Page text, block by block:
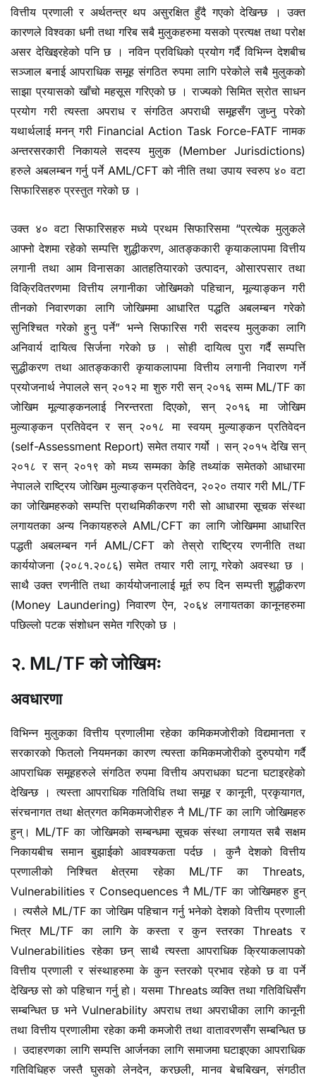
वित्तीय प्रणाली र अर्थतन्त्र थप असुरक्षित हुँदै गएको देखिन्छ । उक्त
कारणले विश्वका धनी तथा गरिब सबै मुलुकहरुमा यसको प्रत्यक्ष तथा परोक्ष
असर देखिइरहेको पनि छ । नविन प्रविधिको प्रयोग गर्दै विभिन्न देशबीच
सञ्जाल बनाई आपराधिक समूह संगठित रुपमा लागि परेकोले सबै मुलुकको
साझा प्रयासको खाँचो महसूस गरिएको छ । राज्यको सिमित स्रोत साधन
प्रयोग गरी त्यस्ता अपराध र संगठित अपराधी समूहसँग जुध्नु परेको
यथार्थलाई मनन् गरी Financial Action Task Force-FATF नामक
अन्तरसरकारी निकायले सदस्य मुलुक (Member Jurisdictions)
हरुले अबलम्बन गर्नु पर्ने AML/CFT को नीति तथा उपाय स्वरुप ४० वटा
सिफारिसहरु प्रस्तुत गरेको छ ।
उक्त ४० वटा सिफारिसहरु मध्ये प्रथम सिफारिसमा “प्रत्येक मुलुकले
आफ्नो देशमा रहेको सम्पत्ति शुद्धीकरण, आतङ्ककारी कृयाकलापमा वित्तीय
लगानी तथा आम विनासका आतहतियारको उत्पादन, ओसारपसार तथा
विक्रिवितरणमा वित्तीय लगानीका जोखिमको पहिचान, मूल्याङ्कन गरी
तीनको निवारणका लागि जोखिममा आधारित पद्धति अबलम्बन गरेको
सुनिश्चित गरेको हुनु पर्ने” भन्ने सिफारिस गरी सदस्य मुलुकका लागि
अनिवार्य दायित्व सिर्जना गरेको छ । सोही दायित्व पुरा गर्दै सम्पत्ति
सुद्धीकरण तथा आतङ्ककारी कृयाकलापमा वित्तीय लगानी निवारण गर्ने
प्रयोजनार्थ नेपालले सन् २०१२ मा शुरु गरी सन् २०१६ सम्म ML/TF का
जोखिम मूल्याङ्कनलाई निरन्तरता दिएको, सन् २०१६ मा जोखिम
मुल्याङ्कन प्रतिवेदन र सन् २०१८ मा स्वयम् मुल्याङ्कन प्रतिवेदन
(self-Assessment Report) समेत तयार गर्यो । सन् २०१५ देखि सन्
२०१८ र सन् २०१९ को मध्य सम्मका केहि तथ्यांक समेतको आधारमा
नेपालले राष्ट्रिय जोखिम मुल्याङ्कन प्रतिवेदन, २०२० तयार गरी ML/TF
का जोखिमहरुको सम्पत्ति प्राथमिकीकरण गरी सो आधारमा सूचक संस्था
लगायतका अन्य निकायहरुले AML/CFT का लागि जोखिममा आधारित
पद्धती अबलम्बन गर्न AML/CFT को तेस्रो राष्ट्रिय रणनीति तथा
कार्ययोजना (२०८१.२०८६) समेत तयार गरी लागू गरेको अवस्था छ ।
साथै उक्त रणनीति तथा कार्ययोजनालाई मूर्त रुप दिन सम्पत्ती शुद्धीकरण
(Money Laundering) निवारण ऐन, २०६४ लगायतका कानूनहरुमा
पछिल्लो पटक संशोधन समेत गरिएको छ ।
२. ML/TF को जोखिमः
अवधारणा
विभिन्न मुलुकका वित्तीय प्रणालीमा रहेका कमिकमजोरीको विद्यमानता र
सरकारको फितलो नियमनका कारण त्यस्ता कमिकमजोरीको दुरुपयोग गर्दै
आपराधिक समूहहरुले संगठित रुपमा वित्तीय अपराधका घटना घटाइरहेको
देखिन्छ । त्यस्ता आपराधिक गतिविधि तथा समूह र कानूनी, प्रकृयागत,
संरचनागत तथा क्षेत्रगत कमिकमजोरीहरु नै ML/TF का लागि जोखिमहरु
हुन्। ML/TF का जोखिमको सम्बन्धमा सूचक संस्था लगायत सबै सक्षम
निकायबीच समान बुझाईको आवश्यकता पर्दछ । कुनै देशको वित्तीय
प्रणालीको निश्चित क्षेत्रमा रहेका ML/TF का Threats,
Vulnerabilities र Consequences नै ML/TF का जोखिमहरु हुन्
। त्यसैले ML/TF का जोखिम पहिचान गर्नु भनेको देशको वित्तीय प्रणाली
भित्र ML/TF का लागि के कस्ता र कुन स्तरका Threats र
Vulnerabilities रहेका छन् साथै त्यस्ता आपराधिक क्रियाकलापको
वित्तीय प्रणाली र संस्थाहरुमा के कुन स्तरको प्रभाव रहेको छ वा पर्ने
देखिन्छ सो को पहिचान गर्नु हो। यसमा Threats व्यक्ति तथा गतिविधिसँग
सम्बन्धित छ भने Vulnerability अपराध तथा अपराधीका लागि कानूनी
तथा वित्तीय प्रणालीमा रहेका कमी कमजोरी तथा वातावरणसँग सम्बन्धित छ
। उदाहरणका लागि सम्पत्ति आर्जनका लागि समाजमा घटाइएका आपराधिक
गतिविधिहरु जस्तै घुसको लेनदेन, करछली, मानव बेचबिखन, संगठीत